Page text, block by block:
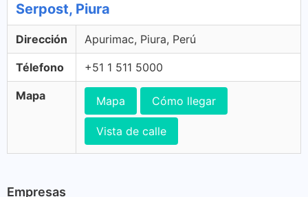
Serpost, Piura
Dirección Apurimac, Piura, Perú
Télefono +51 1 511 5000
Mapa Mapa Cómo llegar
Vista de calle
Empresas